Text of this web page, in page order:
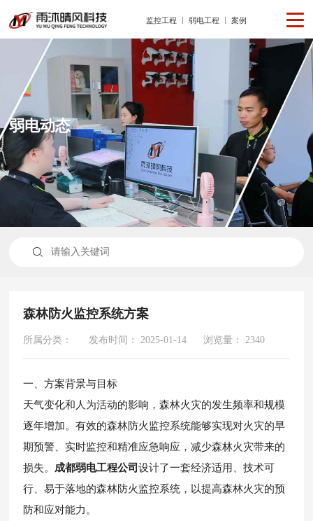
监控工程 弱电工程 案例
弱电动态

森林防火监控系统方案
所属分类： 发布时间： 2025-01-14 浏览量： 2340
一、方案背景与目标
天气变化和人为活动的影响，森林火灾的发生频率和规模
逐年增加。有效的森林防火监控系统能够实现对火灾的早
期预警、实时监控和精准应急响应，减少森林火灾带来的
损失。 成都弱电工程公司设计了一套经济适用、技术可
行、易于落地的森林防火监控系统，以提高森林火灾的预
防和应对能力。